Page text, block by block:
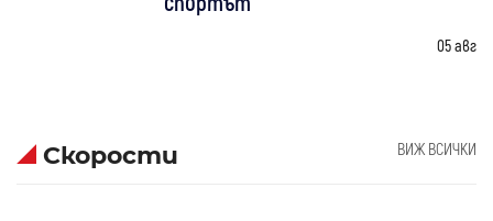
05 авг
Скорости ВИЖ ВСИЧКИ